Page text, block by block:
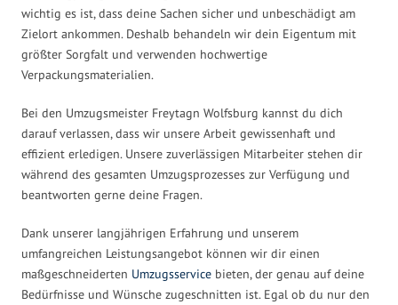
wichtig es ist, dass deine Sachen sicher und unbeschädigt am
Zielort ankommen. Deshalb behandeln wir dein Eigentum mit
größter Sorgfalt und verwenden hochwertige
Verpackungsmaterialien.
Bei den Umzugsmeister Freytagn Wolfsburg kannst du dich
darauf verlassen, dass wir unsere Arbeit gewissenhaft und
effizient erledigen. Unsere zuverlässigen Mitarbeiter stehen dir
während des gesamten Umzugsprozesses zur Verfügung und
beantworten gerne deine Fragen.
Dank unserer langjährigen Erfahrung und unserem
umfangreichen Leistungsangebot können wir dir einen
maßgeschneiderten Umzugsservice bieten, der genau auf deine
Bedürfnisse und Wünsche zugeschnitten ist. Egal ob du nur den